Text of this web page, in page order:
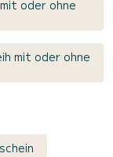
oder ohne
mit oder ohne